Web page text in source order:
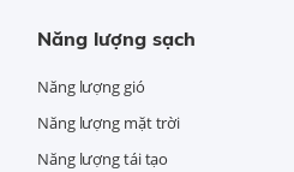
Năng lượng sạch
Năng lượng gió
Năng lượng mặt trời
Năng lượng tái tạo